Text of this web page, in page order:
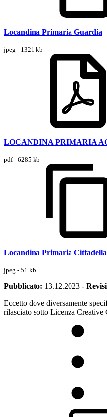
Locandina Primaria Guardia
jpeg - 1321 kb
LOCANDINA PRIMARIA
pdf - 6285 kb
Locandina Primaria Cittadella
jpeg - 51 kb
Pubblicato: 13.12.2023 -
Eccetto dove diversamente
rilasciato sotto Licenza